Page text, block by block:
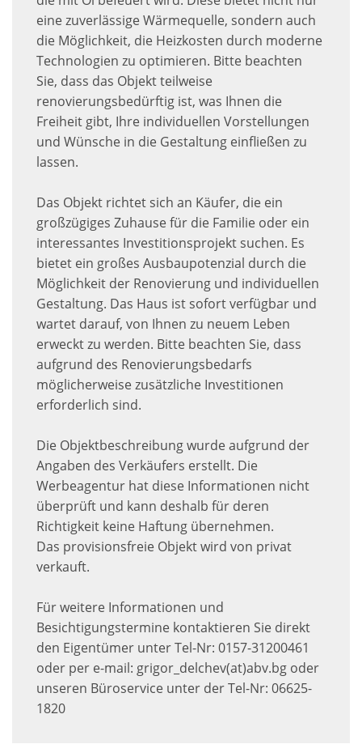
eine zuverlässige Wärmequelle, sondern auch
die Möglichkeit, die Heizkosten durch moderne
Technologien zu optimieren. Bitte beachten
Sie, dass das Objekt teilweise
renovierungsbedürftig ist, was Ihnen die
Freiheit gibt, Ihre individuellen Vorstellungen
und Wünsche in die Gestaltung einfließen zu
lassen.
Das Objekt richtet sich an Käufer, die ein
großzügiges Zuhause für die Familie oder ein
interessantes Investitionsprojekt suchen. Es
bietet ein großes Ausbaupotenzial durch die
Möglichkeit der Renovierung und individuellen
Gestaltung. Das Haus ist sofort verfügbar und
wartet darauf, von Ihnen zu neuem Leben
erweckt zu werden. Bitte beachten Sie, dass
aufgrund des Renovierungsbedarfs
möglicherweise zusätzliche Investitionen
erforderlich sind.
Die Objektbeschreibung wurde aufgrund der
Angaben des Verkäufers erstellt. Die
Werbeagentur hat diese Informationen nicht
überprüft und kann deshalb für deren
Richtigkeit keine Haftung übernehmen.
Das provisionsfreie Objekt wird von privat
verkauft.
Für weitere Informationen und
Besichtigungstermine kontaktieren Sie direkt
den Eigentümer unter Tel-Nr: 0157-31200461
oder per e-mail: grigor_delchev(at)abv.bg oder
unseren Büroservice unter der Tel-Nr: 06625-
1820